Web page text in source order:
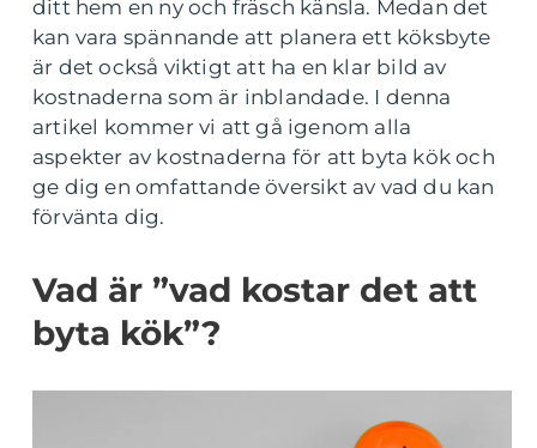
ditt hem en ny och fräsch känsla. Medan det
kan vara spännande att planera ett köksbyte
är det också viktigt att ha en klar bild av
kostnaderna som är inblandade. I denna
artikel kommer vi att gå igenom alla
aspekter av kostnaderna för att byta kök och
ge dig en omfattande översikt av vad du kan
förvänta dig.
Vad är ”vad kostar det att
byta kök”?